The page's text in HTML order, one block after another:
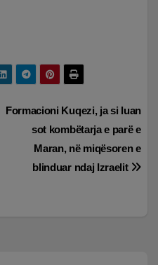
Formacioni Kuqezi, ja si luan
sot kombëtarja e parë e
Maran, në miqësoren e
blinduar ndaj Izraelit